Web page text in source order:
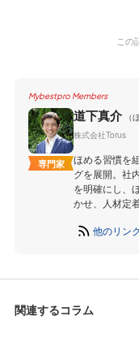
この
Mybestpro Members
専門家
道下真介
（
株式会社Torus
ほめる習慣を
グを展開。社
を明確にし、
かせ、人材定
他のリンク
関連するコラム